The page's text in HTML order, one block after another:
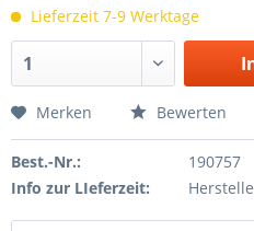
Lieferzeit 7-9 Werktage
Merken Bewerten
Best.-Nr.:
190757
Info zur LIeferzeit: